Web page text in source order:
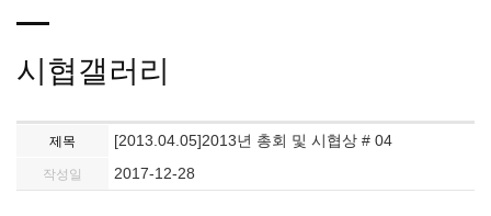
시협갤러리
제목 [2013.04.05]2013년 총회 및 시협상 # 04
작성일 2017-12-28